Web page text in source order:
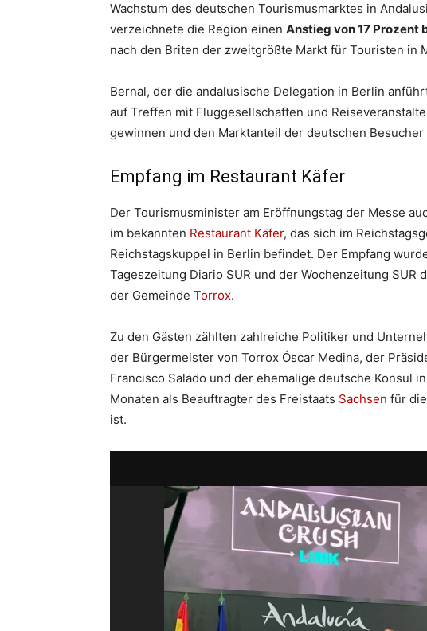
Wachstum des deutschen Tourismusmarktes in
verzeichnete die Region einen Anstieg von 17 Prozent
nach den Briten der zweitgrößte Markt für Touristen in
Bernal, der die andalusische Delegation in Berlin
auf Treffen mit Fluggesellschaften und
gewinnen und den Marktanteil der deutschen
Empfang im Restaurant Käfer
Der Tourismusminister am Eröffnungstag der Messe
im bekannten Restaurant Käfer, das sich im
Reichstagskuppel in Berlin befindet. Der Empfang
Tageszeitung Diario SUR und der Wochenzeitung SUR
der Gemeinde Torrox.
Zu den Gästen zählten zahlreiche Politiker und
der Bürgermeister von Torrox Óscar Medina, der
Francisco Salado und der ehemalige deutsche Konsul
Monaten als Beauftragter des Freistaats Sachsen für
ist.